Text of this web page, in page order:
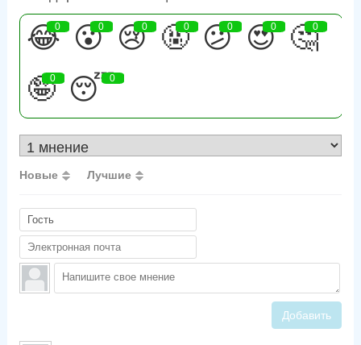
😂
0 😮
0 😢
0 🤬
0 😕
0 😍
0 🤔
0
🤪
0 😴
0
Новые Лучшие
Добавить